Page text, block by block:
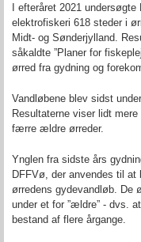
I efteråret 2021
elektrofiskeri 618 steder i
Midt- og Sønderjylland.
såkaldte ”Planer for
ørred fra gydning og
Vandløbene blev sidst
Resultaterne viser lidt
færre ældre ørreder.
Ynglen fra sidste års
DFFVø, der anvendes til
ørredens gydevandløb. De
under et for ”ældre” - dvs.
bestand af flere årgange.